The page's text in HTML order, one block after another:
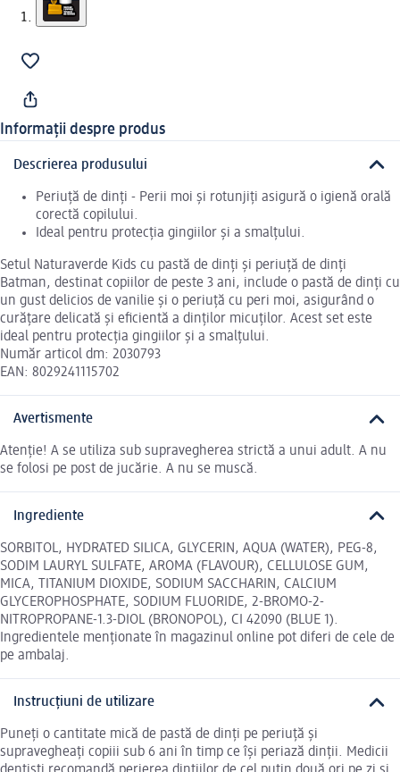
Informații despre produs
Descrierea produsului
Periuță de dinți - Perii moi și rotunjiți asigură o igienă orală
corectă copilului.
Ideal pentru protecția gingiilor și a smalțului.
Setul Naturaverde Kids cu pastă de dinți și periuță de dinți
Batman, destinat copiilor de peste 3 ani, include o pastă de dinți cu
un gust delicios de vanilie și o periuță cu peri moi, asigurând o
curățare delicată și eficientă a dinților micuților. Acest set este
ideal pentru protecția gingiilor și a smalțului.
Număr articol dm: 2030793
EAN: 8029241115702
Avertismente
Atenție! A se utiliza sub supravegherea strictă a unui adult. A nu
se folosi pe post de jucărie. A nu se muscă.
Ingrediente
SORBITOL, HYDRATED SILICA, GLYCERIN, AQUA (WATER), PEG-8,
SODIM LAURYL SULFATE, AROMA (FLAVOUR), CELLULOSE GUM,
MICA, TITANIUM DIOXIDE, SODIUM SACCHARIN, CALCIUM
GLYCEROPHOSPHATE, SODIUM FLUORIDE, 2-BROMO-2-
NITROPROPANE-1.3-DIOL (BRONOPOL), CI 42090 (BLUE 1).
Ingredientele menționate în magazinul online pot diferi de cele de
pe ambalaj.
Instrucțiuni de utilizare
Puneți o cantitate mică de pastă de dinți pe periuță și
supravegheați copiii sub 6 ani în timp ce își periază dinții. Medicii